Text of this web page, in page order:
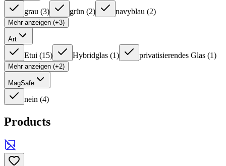
grau (3) grün (2) navyblau (2)
Mehr anzeigen (+3)
Art
Etui (15) Hybridglas (1) privatisierendes Glas (1)
Mehr anzeigen (+2)
MagSafe
nein (4)
Products